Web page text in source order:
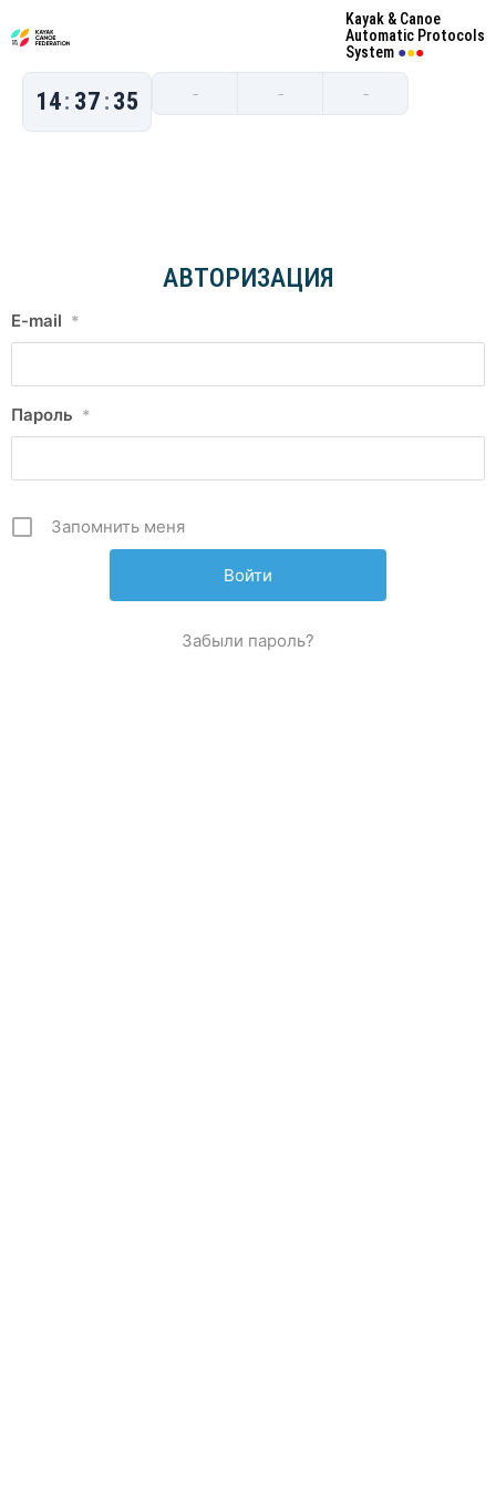
Kayak & Canoe
Automatic Protocols
System ●●●
14: 37:35 – – –
АВТОРИЗАЦИЯ
E-mail *
Пароль *
Запомнить меня
Забыли пароль?